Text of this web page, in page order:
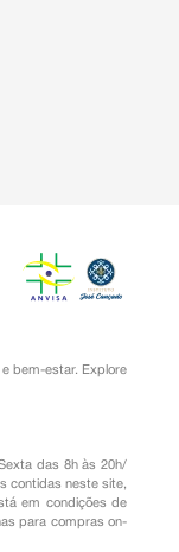
bem-estar. Explore
das 8h às 20h/
contidas neste site,
em condições de
para compras on-